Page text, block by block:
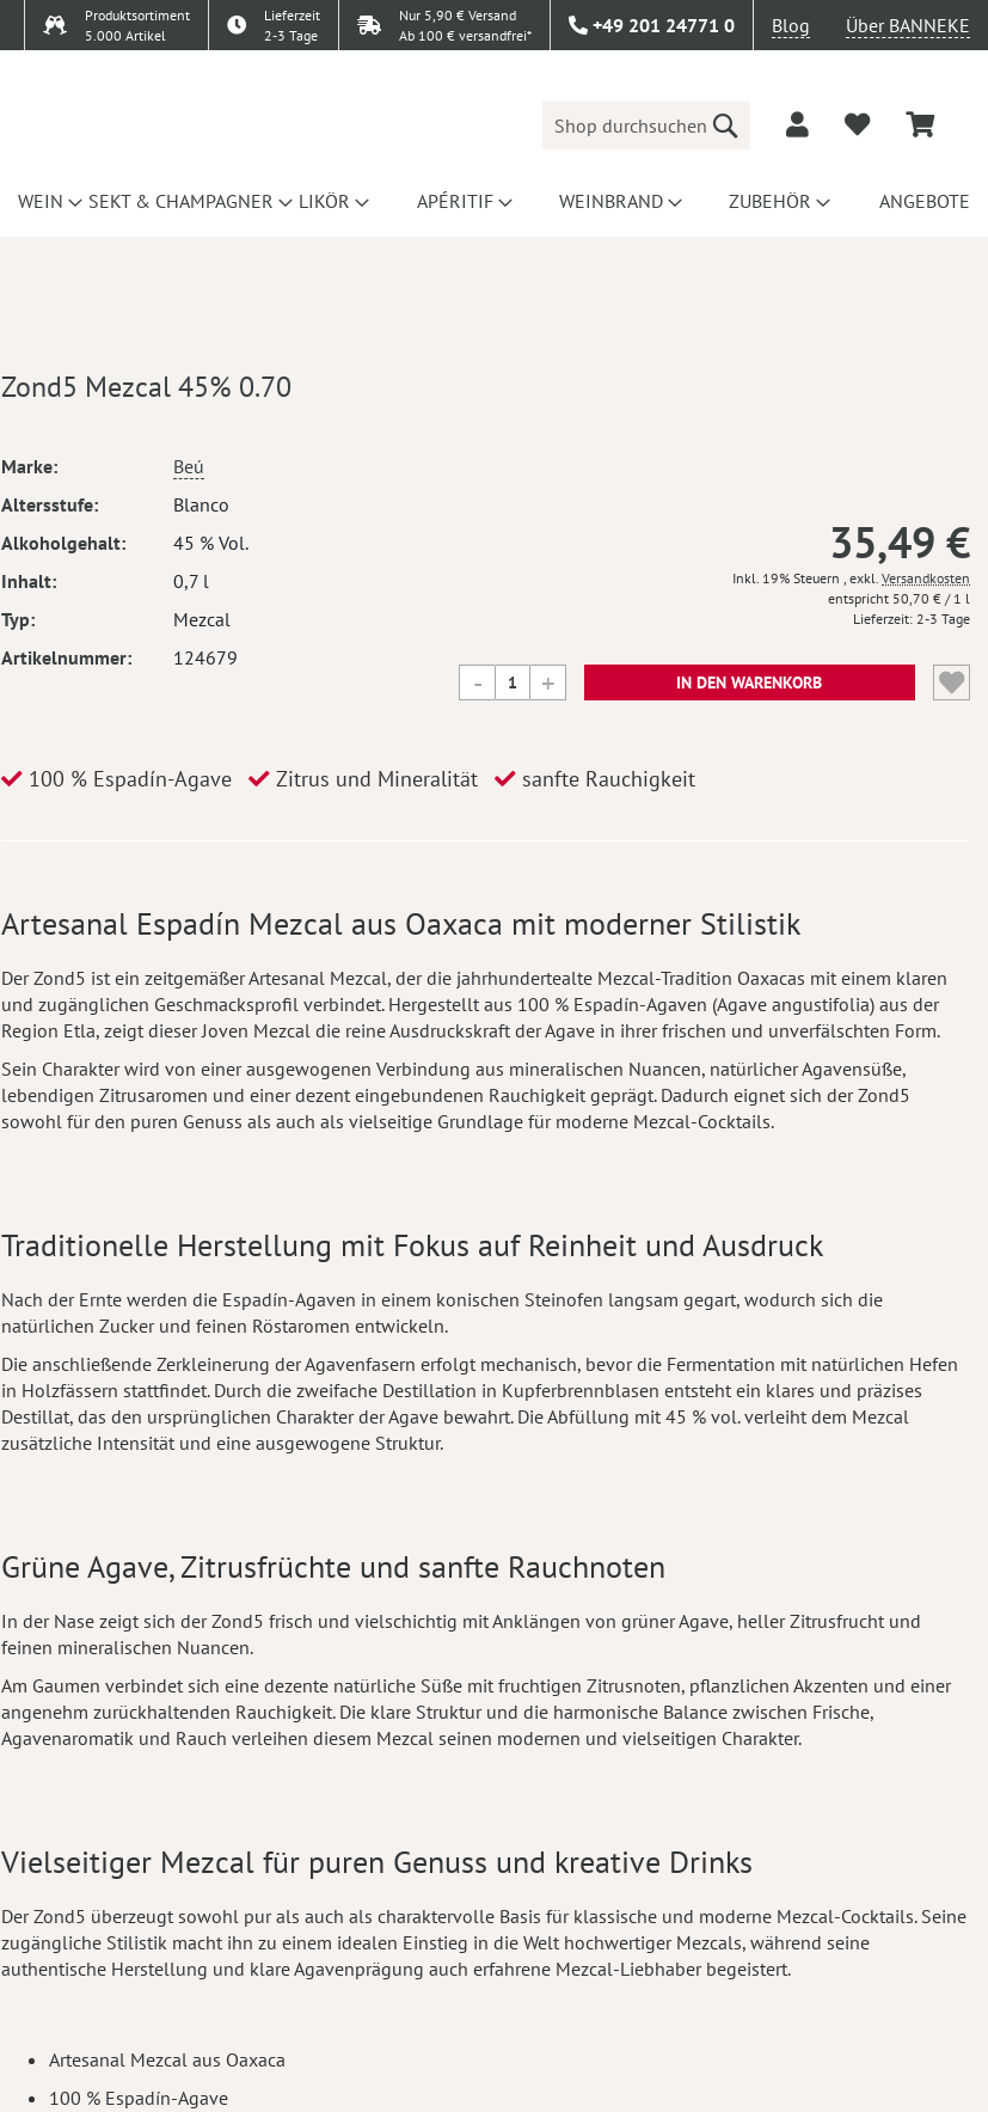
Produktsortiment
5.000 Artikel
Lieferzeit
2-3 Tage
Nur 5,90 € Versand
Ab 100 € versandfrei*
+49 201 24771 0 Blog Über BANNEKE
Suche
WEIN SEKT & CHAMPAGNER LIKÖR APÉRITIF WEINBRAND ZUBEHÖR ANGEBOTE
Zond5 Mezcal 45% 0.70
Mehr
Marke
Beú
Altersstufe
Blanco
Alkoholgehalt
45 % Vol.
Inhalt
0,7 l
Typ
Mezcal
Artikelnummer
124679
35,49 €
Inkl. 19% Steuern , exkl. Versandkosten
50,70 € / 1 l
Lieferzeit 2-3 Tage
IN DEN WARENKORB
100 % Espadín-Agave Zitrus und Mineralität sanfte Rauchigkeit
Artesanal Espadín Mezcal aus Oaxaca mit moderner Stilistik
Der Zond5 ist ein zeitgemäßer Artesanal Mezcal, der die jahrhundertealte Mezcal-Tradition Oaxacas mit einem klaren
und zugänglichen Geschmacksprofil verbindet. Hergestellt aus 100 % Espadín-Agaven (Agave angustifolia) aus der
Region Etla, zeigt dieser Joven Mezcal die reine Ausdruckskraft der Agave in ihrer frischen und unverfälschten Form.
Sein Charakter wird von einer ausgewogenen Verbindung aus mineralischen Nuancen, natürlicher Agavensüße,
lebendigen Zitrusaromen und einer dezent eingebundenen Rauchigkeit geprägt. Dadurch eignet sich der Zond5
sowohl für den puren Genuss als auch als vielseitige Grundlage für moderne Mezcal-Cocktails.
Traditionelle Herstellung mit Fokus auf Reinheit und Ausdruck
Nach der Ernte werden die Espadín-Agaven in einem konischen Steinofen langsam gegart, wodurch sich die
natürlichen Zucker und feinen Röstaromen entwickeln.
Die anschließende Zerkleinerung der Agavenfasern erfolgt mechanisch, bevor die Fermentation mit natürlichen Hefen
in Holzfässern stattfindet. Durch die zweifache Destillation in Kupferbrennblasen entsteht ein klares und präzises
Destillat, das den ursprünglichen Charakter der Agave bewahrt. Die Abfüllung mit 45 % vol. verleiht dem Mezcal
zusätzliche Intensität und eine ausgewogene Struktur.
Grüne Agave, Zitrusfrüchte und sanfte Rauchnoten
In der Nase zeigt sich der Zond5 frisch und vielschichtig mit Anklängen von grüner Agave, heller Zitrusfrucht und
feinen mineralischen Nuancen.
Am Gaumen verbindet sich eine dezente natürliche Süße mit fruchtigen Zitrusnoten, pflanzlichen Akzenten und einer
angenehm zurückhaltenden Rauchigkeit. Die klare Struktur und die harmonische Balance zwischen Frische,
Agavenaromatik und Rauch verleihen diesem Mezcal seinen modernen und vielseitigen Charakter.
Vielseitiger Mezcal für puren Genuss und kreative Drinks
Der Zond5 überzeugt sowohl pur als auch als charaktervolle Basis für klassische und moderne Mezcal-Cocktails. Seine
zugängliche Stilistik macht ihn zu einem idealen Einstieg in die Welt hochwertiger Mezcals, während seine
authentische Herstellung und klare Agavenprägung auch erfahrene Mezcal-Liebhaber begeistert.
Artesanal Mezcal aus Oaxaca
100 % Espadín-Agave